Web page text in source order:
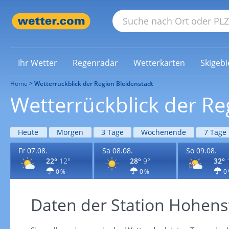
Ihr Wetter Regenradar Wetterkarten
Home Wetterrückblick der Region Bleidenstadt
Wetterrückblick der
Heute Morgen 3 Tage Wochenende 7 Tage
Fr 07.08.
22° 12°
0 %
Sa 08.08.
28° 9°
0 %
So 09.08.
32°
0
Daten der Station